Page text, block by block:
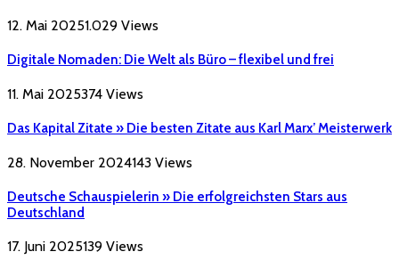
12. Mai 20251.029 Views
Digitale Nomaden: Die Welt als Büro – flexibel und frei
11. Mai 2025374 Views
Das Kapital Zitate » Die besten Zitate aus Karl Marx’ Meisterwerk
28. November 2024143 Views
Deutsche Schauspielerin » Die erfolgreichsten Stars aus
Deutschland
17. Juni 2025139 Views